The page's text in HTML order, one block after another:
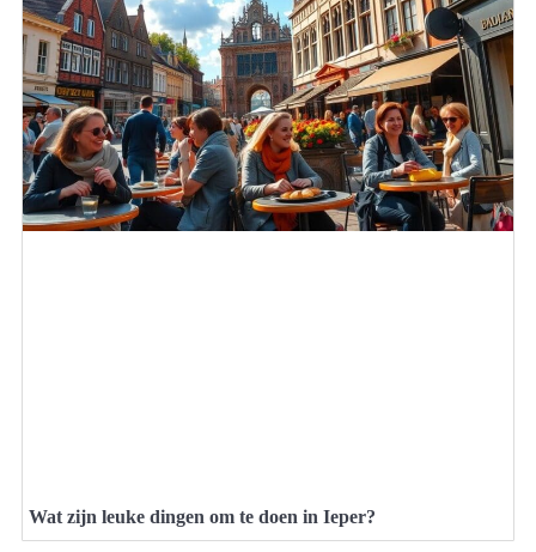
Wat zijn leuke dingen om te doen in Ieper?